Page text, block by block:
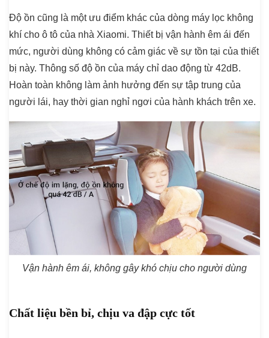
Độ ồn cũng là một ưu điểm khác của dòng máy lọc không
khí cho ô tô của nhà Xiaomi. Thiết bị vận hành êm ái đến
mức, người dùng không có cảm giác về sự tồn tại của thiết
bị này. Thông số độ ồn của máy chỉ dao động từ 42dB.
Hoàn toàn không làm ảnh hưởng đến sự tập trung của
người lái, hay thời gian nghỉ ngơi của hành khách trên xe.
Vận hành êm ái, không gây khó chịu cho người dùng
Chất liệu bền bỉ, chịu va đập cực tốt